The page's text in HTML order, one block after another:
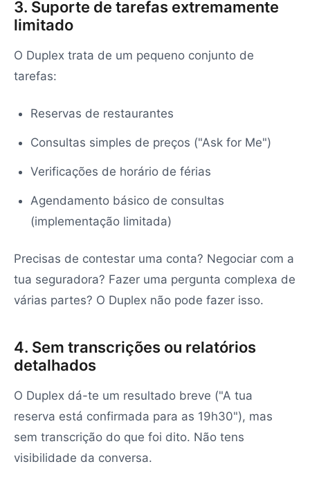
3. Suporte de tarefas extremamente
limitado
O Duplex trata de um pequeno conjunto de
tarefas:
Reservas de restaurantes
Consultas simples de preços ("Ask for Me")
Verificações de horário de férias
Agendamento básico de consultas
(implementação limitada)
Precisas de contestar uma conta? Negociar com a
tua seguradora? Fazer uma pergunta complexa de
várias partes? O Duplex não pode fazer isso.
4. Sem transcrições ou relatórios
detalhados
O Duplex dá-te um resultado breve ("A tua
reserva está confirmada para as 19h30"), mas
sem transcrição do que foi dito. Não tens
visibilidade da conversa.